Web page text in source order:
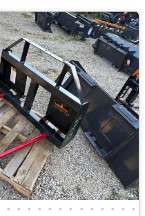
• • • • • • • • • • • • •